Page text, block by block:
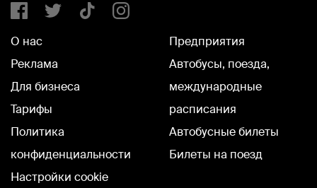
О нас
Реклама
Для бизнеса
Тарифы
Политика
конфиденциальности
Настройки cookie
Предприятия
Автобусы, поезда,
международные
расписания
Автобусные билеты
Билеты на поезд